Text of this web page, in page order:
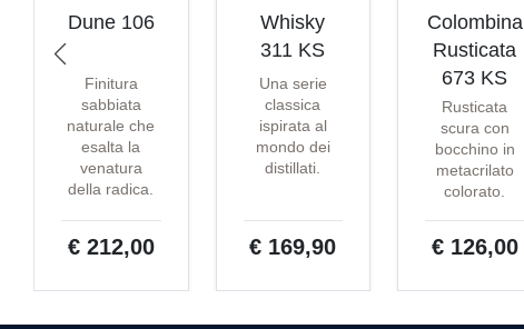
Dune 106
Finitura
sabbiata
naturale che
esalta la
venatura
della radica.
€ 212,00
Whisky
311 KS
Una serie
classica
ispirata al
mondo dei
distillati.
€ 169,90
Colombina
Rusticata
673 KS
Rusticata
scura con
bocchino in
metacrilato
colorato.
€ 126,00